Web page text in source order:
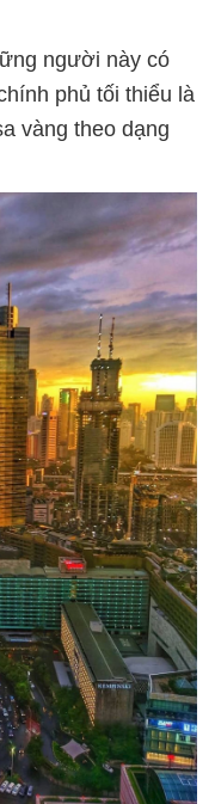
người này có
phủ tối thiểu là
vàng theo dạng